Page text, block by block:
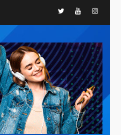
TwitterYoutube
GUERRA EN EL MUNDO
Ucrania y Rusia
intensifican
ofensivas de largo
alcance
NACIONALES
TITULARES
ÚLTIMA HORA
Instalan carpas
metálicas como
terminales